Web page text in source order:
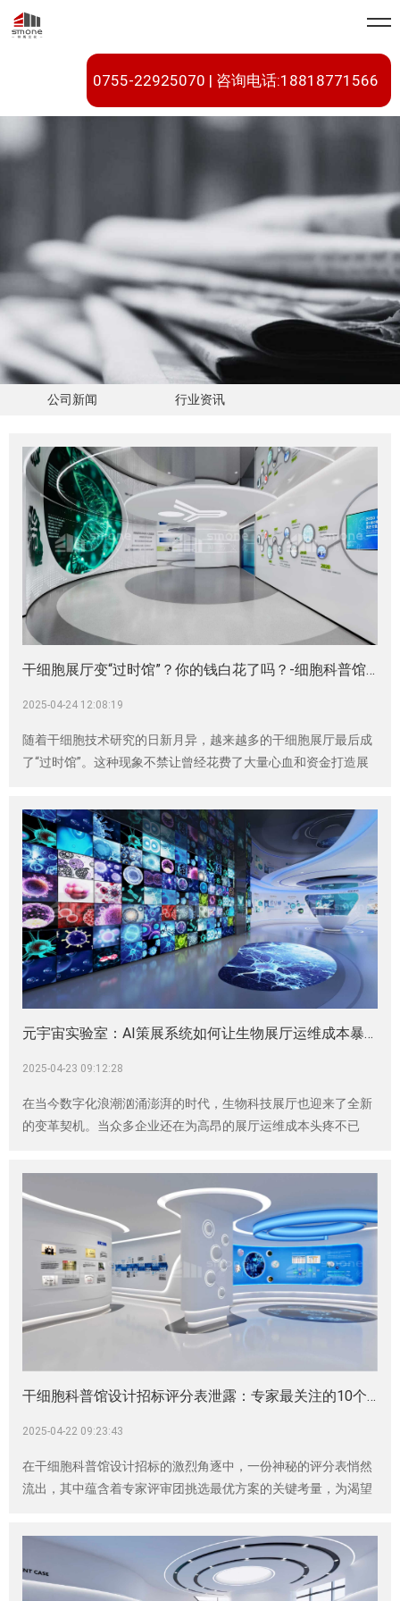
0755-22925070 | 咨询电话:18818771566
公司新闻 行业资讯
干细胞展厅变“过时馆”？你的钱白花了吗？-细胞科普馆设计
2025-04-24 12:08:19
随着干细胞技术研究的日新月异，越来越多的干细胞展厅最后成
了“过时馆”。这种现象不禁让曾经花费了大量心血和资金打造展
司，告诉大家：这样设计展厅，能让你的钱不白花，还能轻松应
对内容的迭代更新！
元宇宙实验室：AI策展系统如何让生物展厅运维成本暴跌70%
2025-04-23 09:12:28
在当今数字化浪潮汹涌澎湃的时代，生物科技展厅也迎来了全新
的变革契机。当众多企业还在为高昂的展厅运维成本头疼不已
展系统的元宇宙实验室式生物展厅，为成本敏感型客户带来了福
音。
干细胞科普馆设计招标评分表泄露：专家最关注的10个设计细节！
2025-04-22 09:23:43
在干细胞科普馆设计招标的激烈角逐中，一份神秘的评分表悄然
流出，其中蕴含着专家评审团挑选最优方案的关键考量，为渴望
节有着深刻的洞察与丰富的实践经验。